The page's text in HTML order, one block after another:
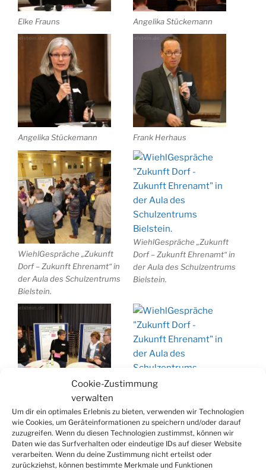
Cookie-Zustimmung
verwalten
Um dir ein optimales Erlebnis zu bieten, verwenden wir Technologien
wie Cookies, um Geräteinformationen zu speichern und/oder darauf
zuzugreifen. Wenn du diesen Technologien zustimmst, können wir
Daten wie das Surfverhalten oder eindeutige IDs auf dieser Website
verarbeiten. Wenn du deine Zustimmung nicht erteilst oder
zurückziehst, können bestimmte Merkmale und Funktionen
Elke Frauns Angelika Stückemann
Angelika Stückemann Frank Herhaus
WiehlGespräche „Zukunft
Dorf – Zukunft Ehrenamt“ in
der Aula des Schulzentrums
Bielstein.
WiehlGespräche „Zukunft
Dorf – Zukunft Ehrenamt“ in
der Aula des Schulzentrums
Bielstein.
WiehlGespräche „Zukunft
Dorf – Zukunft Ehrenamt“ in
der Aula des Schulzentrums
Bielstein.
Dorf – Zukunft Ehrenamt“ in
der Aula des Schulzentrums
Bielstein.